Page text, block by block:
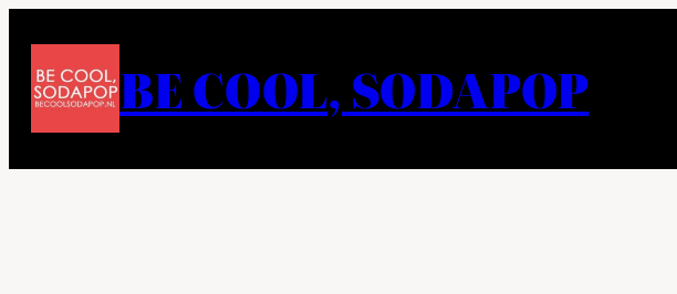
de
BE COOL, SODAPOP